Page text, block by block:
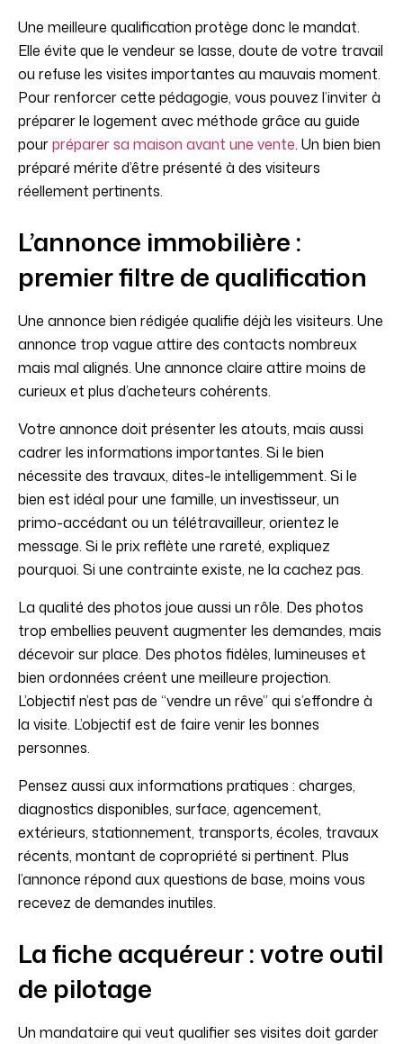
Une meilleure qualification protège donc le mandat.
Elle évite que le vendeur se lasse, doute de votre travail
ou refuse les visites importantes au mauvais moment.
Pour renforcer cette pédagogie, vous pouvez l’inviter à
préparer le logement avec méthode grâce au guide
pourpréparer sa maison avant une vente. Un bien bien
préparé mérite d’être présenté à des visiteurs
réellement pertinents.
L’annonce immobilière :
premier filtre de qualification
Une annonce bien rédigée qualifie déjà les visiteurs. Une
annonce trop vague attire des contacts nombreux
mais mal alignés. Une annonce claire attire moins de
curieux et plus d’acheteurs cohérents.
Votre annonce doit présenter les atouts, mais aussi
cadrer les informations importantes. Si le bien
nécessite des travaux, dites-le intelligemment. Si le
bien est idéal pour une famille, un investisseur, un
primo-accédant ou un télétravailleur, orientez le
message. Si le prix reflète une rareté, expliquez
pourquoi. Si une contrainte existe, ne la cachez pas.
La qualité des photos joue aussi un rôle. Des photos
trop embellies peuvent augmenter les demandes, mais
décevoir sur place. Des photos fidèles, lumineuses et
bien ordonnées créent une meilleure projection.
L’objectif n’est pas de “vendre un rêve” qui s’effondre à
la visite. L’objectif est de faire venir les bonnes
personnes.
Pensez aussi aux informations pratiques : charges,
diagnostics disponibles, surface, agencement,
extérieurs, stationnement, transports, écoles, travaux
récents, montant de copropriété si pertinent. Plus
l’annonce répond aux questions de base, moins vous
recevez de demandes inutiles.
La fiche acquéreur : votre outil
de pilotage
Un mandataire qui veut qualifier ses visites doit garder